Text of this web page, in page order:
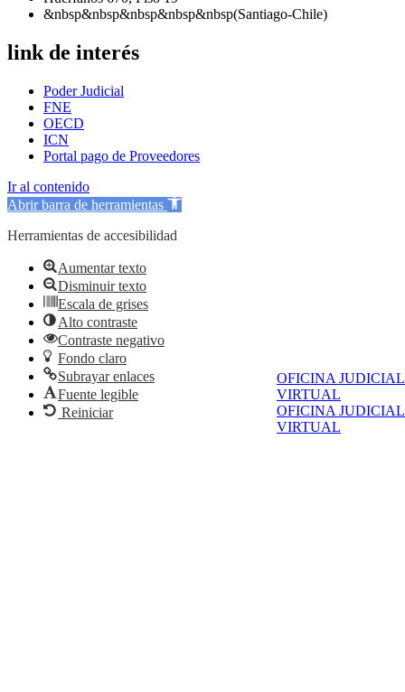
OFICINA JUDICIAL
VIRTUAL
OFICINA JUDICIAL
VIRTUAL
&nbsp&nbsp&nbsp&nbsp&nbsp(Santiago-Chile)
link de interés
Poder Judicial
FNE
OECD
ICN
Portal pago de Proveedores
Ir al contenido
Abrir barra de herramientas
Herramientas de accesibilidad
Aumentar texto
Disminuir texto
Escala de grises
Alto contraste
Contraste negativo
Fondo claro
Subrayar enlaces
Fuente legible
Reiniciar